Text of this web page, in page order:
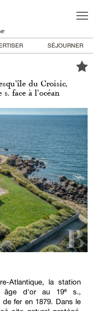
SÉJOURNER
du Croisic,
face à l’océan
Atlantique, la station
âge d'or au 19ᵉ s.,
fer en 1879. Dans le